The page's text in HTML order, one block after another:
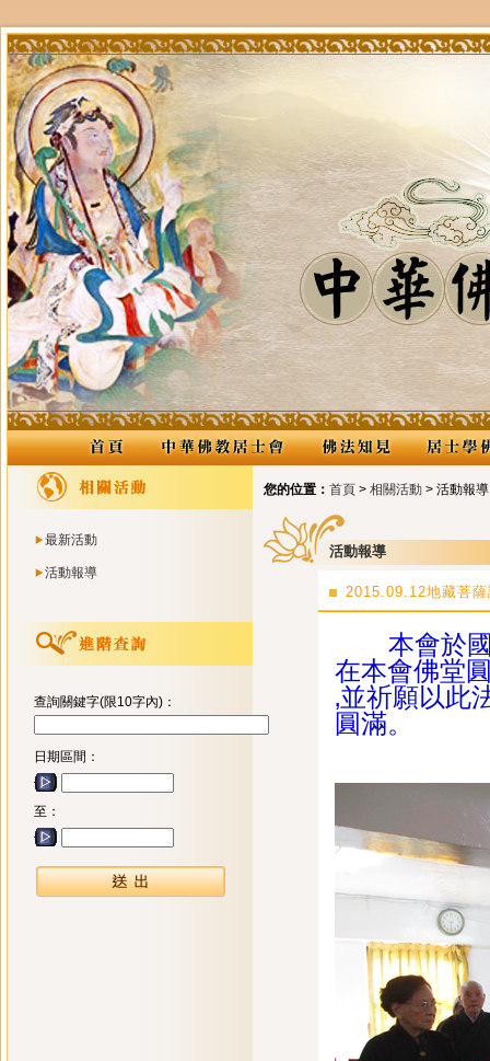
最新活動
活動報導
查詢關鍵字(限10字內)：
日期區間：
至：
您的位置： 首頁 > 相關活動 > 活動報導
活動報導
2015.09.12地藏菩
本會於國
在本會佛堂
‚並祈願以此
圓滿。